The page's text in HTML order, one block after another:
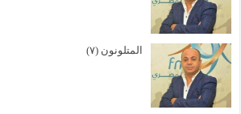
المتلونون (٧)